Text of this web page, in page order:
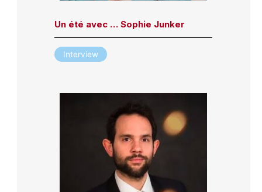
Un été avec … Sophie Junker
Interview